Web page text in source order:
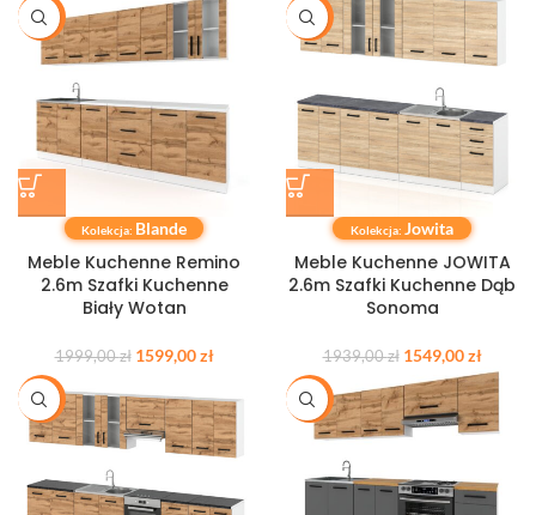
-20%
Kolekcja: Blande
Meble Kuchenne Remino
2.6m Szafki Kuchenne
Biały Wotan
1999,00zł 1599,00zł
-20%
Kolekcja: Jowita
Meble Kuchenne JOWITA
2.6m Szafki Kuchenne Dąb
Sonoma
1939,00zł 1549,00zł
-20% -20%